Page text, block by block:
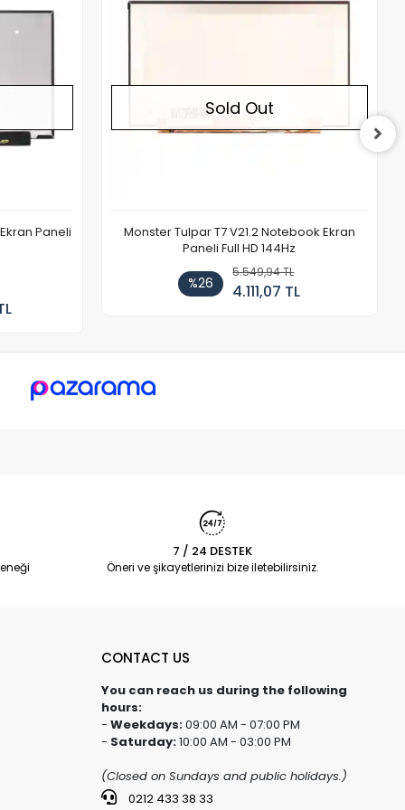
Paneli
Sold Out
Monster Tulpar T7 V21.2 Notebook Ekran
Paneli Full HD 144Hz
%26
5.549,94 TL
4.111,07 TL
7 / 24 DESTEK
Öneri ve şikayetlerinizi bize iletebilirsiniz.
CONTACT US
You can reach us during the following
hours:
- Weekdays:09:00 AM - 07:00 PM
- Saturday:10:00 AM - 03:00 PM
(Closed on Sundays and public holidays.)
0212 433 38 33